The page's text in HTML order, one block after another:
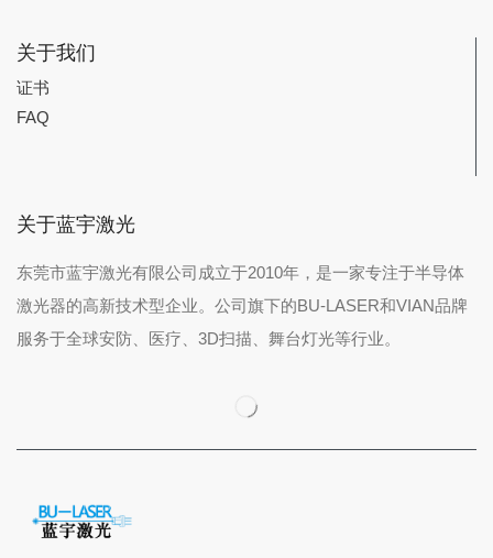
关于我们
证书
FAQ
关于蓝宇激光
东莞市蓝宇激光有限公司成立于2010年，是一家专注于半导体
激光器的高新技术型企业。公司旗下的BU-LASER和VIAN品牌
服务于全球安防、医疗、3D扫描、舞台灯光等行业。